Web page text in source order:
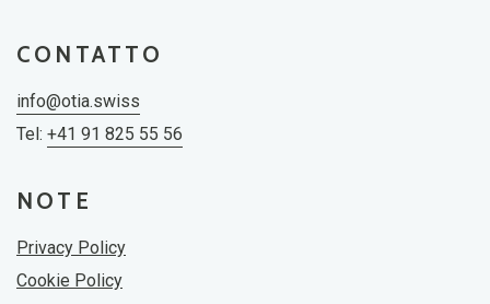
CONTATTO
info@otia.swiss
Tel: +41 91 825 55 56
NOTE
Privacy Policy
Cookie Policy